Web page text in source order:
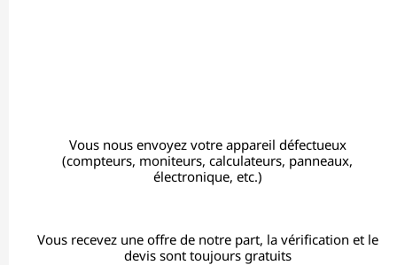
Vous nous envoyez votre appareil défectueux
(compteurs, moniteurs, calculateurs, panneaux,
électronique, etc.)
Vous recevez une offre de notre part, la vérification et le
devis sont toujours gratuits